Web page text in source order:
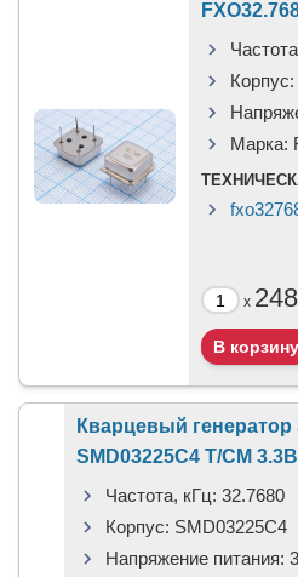
Корпус:
Марка:
x 248
Кварцевый генератор
SMD03225C4 T/CM
Частота, кГц: 32.7680
Корпус: SMD03225C4
Напряжение питания: